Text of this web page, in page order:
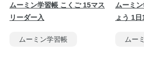
ムーミン学習帳 こくご 15マス
リーダー入
ムーミン学習帳
ムーミ
ょう 1
ムー